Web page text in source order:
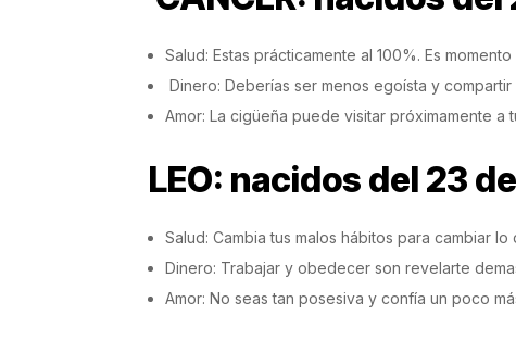
Salud: Estas prácticamente al 100%. Es
Dinero: Deberías ser menos egoísta y
Amor: La cigüeña puede visitar próximamente a
LEO: nacidos del 23
Salud: Cambia tus malos hábitos para cambiar
Dinero: Trabajar y obedecer son revelarte
Amor: No seas tan posesiva y confía un poco